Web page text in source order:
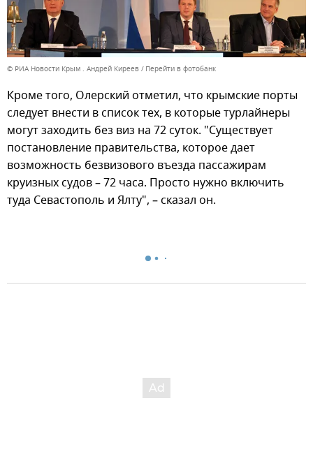
© РИА Новости Крым . Андрей Киреев Перейти в фотобанк
Кроме того, Олерский отметил, что крымские порты
следует внести в список тех, в которые турлайнеры
могут заходить без виз на 72 суток. "Существует
постановление правительства, которое дает
возможность безвизового въезда пассажирам
круизных судов – 72 часа. Просто нужно включить
туда Севастополь и Ялту", – сказал он.